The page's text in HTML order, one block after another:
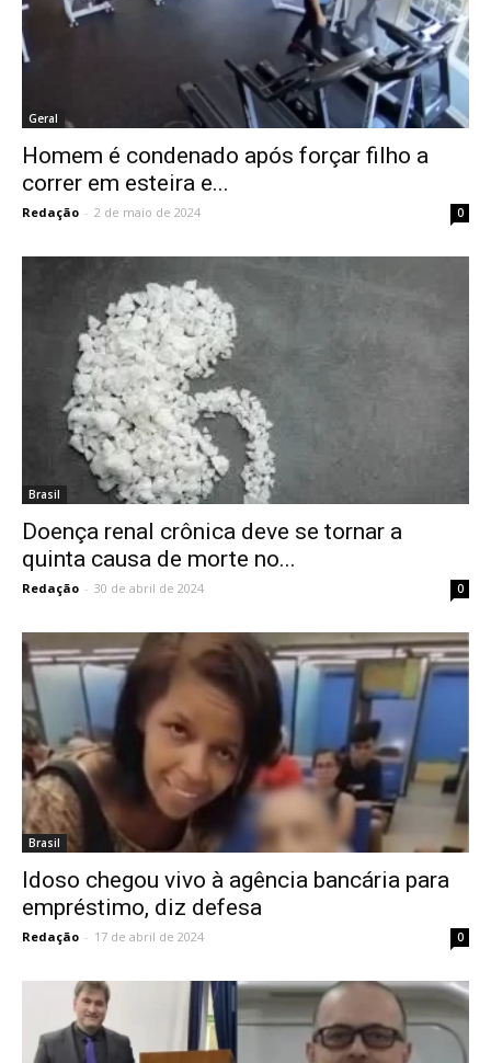
Geral
Homem é condenado após forçar filho a
correr em esteira e...
Redação - 2 de maio de 2024 0
Brasil
Doença renal crônica deve se tornar a
quinta causa de morte no...
Redação - 30 de abril de 2024 0
Brasil
Idoso chegou vivo à agência bancária para
empréstimo, diz defesa
Redação - 17 de abril de 2024 0